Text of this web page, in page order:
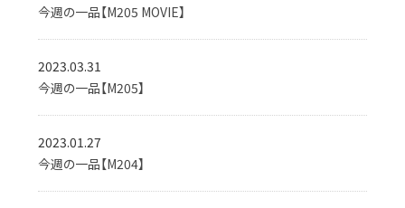
今週の一品【M205 MOVIE】
2023.03.31
今週の一品【M205】
2023.01.27
今週の一品【M204】